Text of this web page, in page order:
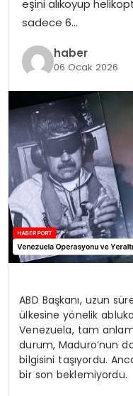
OTOMOBIL
TEKNOLOJI
eşini alıkoyup
sadece 6…
haber
06 Ocak 2026
ABD Başkanı, uzun
ülkesine yönelik
Venezuela, tam
durum, Maduro’nun
bilgisini taşıyordu.
bir son beklemiyordu.